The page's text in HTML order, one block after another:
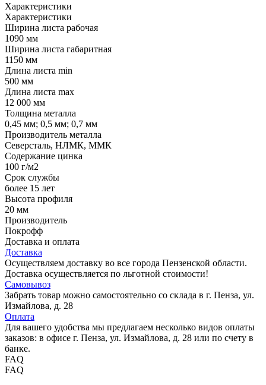
Характеристики
Характеристики
Ширина листа рабочая
1090 мм
Ширина листа габаритная
1150 мм
Длина листа min
500 мм
Длина листа max
12 000 мм
Толщина металла
0,45 мм; 0,5 мм; 0,7 мм
Производитель металла
Северсталь, НЛМК, ММК
Содержание цинка
100 г/м2
Срок службы
более 15 лет
Высота профиля
20 мм
Производитель
Покрофф
Доставка и оплата
Доставка
Осуществляем доставку во все города Пензенской области.
Доставка осуществляется по льготной стоимости!
Самовывоз
Забрать товар можно самостоятельно со склада в г. Пенза, ул.
Измайлова, д. 28
Оплата
Для вашего удобства мы предлагаем несколько видов оплаты
заказов: в офисе г. Пенза, ул. Измайлова, д. 28 или по счету в
банке.
FAQ
FAQ